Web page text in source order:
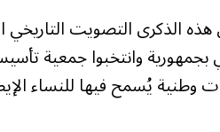
بجمهورية وانتخبوا جمعية
وطنية يُسمح فيها للنساء